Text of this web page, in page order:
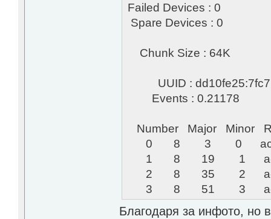
Failed Devices : 0
Spare Devices : 0
Chunk Size : 64K
UUID :
Events : 0.21178
Number Major Minor
0 8 3 0 active
1 8 19 1 active
2 8 35 2 active
3 8 51 3 active
Благодаря за инфото, но